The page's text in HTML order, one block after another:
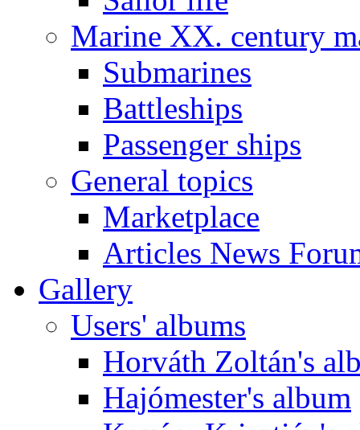
Marine XX. century
Submarines
Battleships
Passenger ships
General topics
Marketplace
Articles News
Gallery
Users' albums
Horváth Zoltán's
Hajómester's album